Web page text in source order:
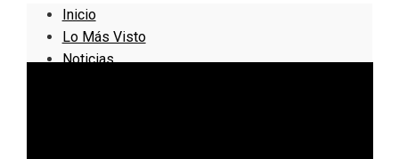
Inicio
Lo Más Visto
Noticias